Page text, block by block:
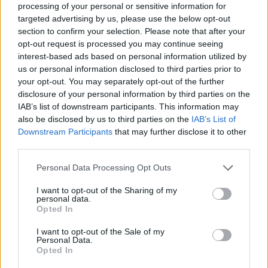
processing of your personal or sensitive information for
targeted advertising by us, please use the below opt-out
section to confirm your selection. Please note that after your
opt-out request is processed you may continue seeing
interest-based ads based on personal information utilized by
us or personal information disclosed to third parties prior to
your opt-out. You may separately opt-out of the further
disclosure of your personal information by third parties on the
IAB’s list of downstream participants. This information may
also be disclosed by us to third parties on the IAB’s List of
Downstream Participants that may further disclose it to other
Personal Data Processing Opt Outs
I want to opt-out of the Sharing of my
personal data.
Opted In
I want to opt-out of the Sale of my
Personal Data.
Opted In
przeszkadza to BP chwalić się naszymi "multikontami"
jako ogromną liczbą graczy.....no cóż to taka spowiedź,
najwyżej mnie prześwietlą i zbanują, ale będę w
doborowym towarzystwie "oszustów" i proszę nie
traktować mojej wypowiedzi jako tej naiwnej co się
wygadała przez przypadek.....najwyżej pójdę na odwyk,
a mój mąż się ucieszy, już raz miałam dwa miesiące
przerwy, ale wróciłam dla forum, teraz jak już wszyscy
odejdą pójdę i ja bez żalu......
to tyle w temacie bo się za bardzo wynurzam na trzeźwo
Chodząca legenda forum